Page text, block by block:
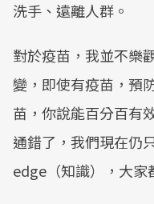
洗手、遠離人群。
對於疫苗，我並不樂
變，即使有疫苗，預
苗，你說能百分百有
通錯了，我們現在仍
edge（知識），大家